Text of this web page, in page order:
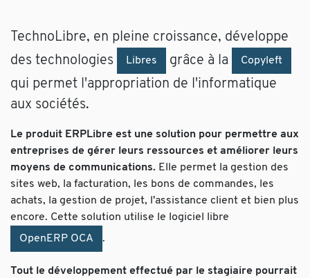
TechnoLibre, en pleine croissance, développe
des technologies
Libres grâce à la Copyleft
qui permet l'appropriation de l'informatique
aux sociétés.
Le produit ERPLibre est une solution pour permettre aux
entreprises de gérer leurs ressources et améliorer leurs
moyens de communications. Elle permet la gestion des
sites web, la facturation, les bons de commandes, les
achats, la gestion de projet, l'assistance client et bien plus
encore. Cette solution utilise le logiciel libre
OpenERP OCA
.
Tout le développement effectué par le stagiaire pourrait